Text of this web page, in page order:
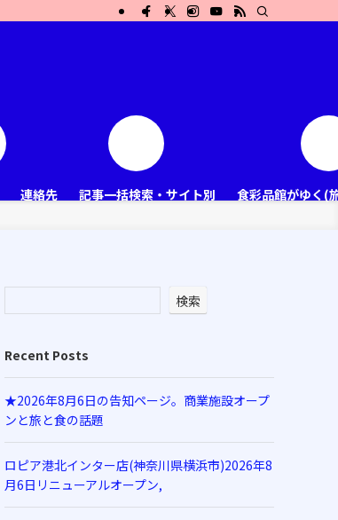
連絡先 記事一括検索・サイト別 食彩品館がゆく(
検索
Recent Posts
★2026年8月6日の告知ページ。商業施設オープ
ンと旅と食の話題
ロピア港北インター店(神奈川県横浜市)2026年8
月6日リニューアルオープン,